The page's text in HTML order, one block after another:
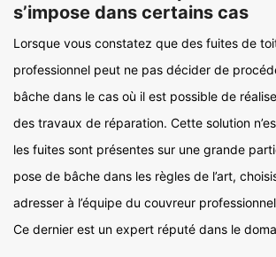
s’impose dans certains cas
Lorsque vous constatez que des fuites de
professionnel peut ne pas décider de
bâche dans le cas où il est possible de
des travaux de réparation. Cette solution
les fuites sont présentes sur une grande
pose de bâche dans les règles de l’art,
adresser à l’équipe du couvreur
Ce dernier est un expert réputé dans le